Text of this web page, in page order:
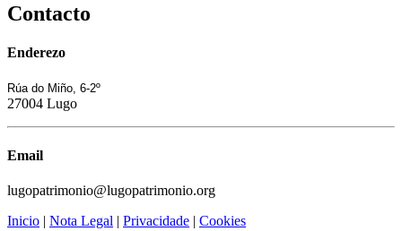
Contacto
Enderezo
Rúa do Miño, 6-2º
27004 Lugo
Email
lugopatrimonio@lugopatrimonio.org
Inicio | Nota Legal | Privacidade | Cookies